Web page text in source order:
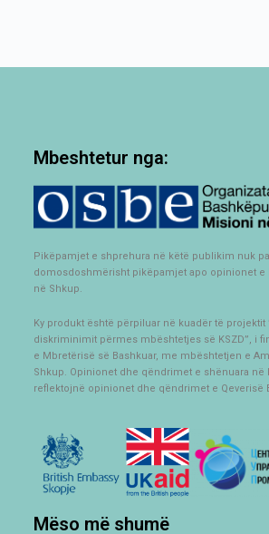
Mbeshtetur nga:
Pikëpamjet e shprehura në këtë publikim nuk
domosdoshmërisht pikëpamjet apo opinionet e
në Shkup.
Ky produkt është përpiluar në kuadër të projektit
diskriminimit përmes mbështetjes së KSZD”, i
e Mbretërisë së Bashkuar, me mbështetjen e
Shkup. Opinionet dhe qëndrimet e shënuara në
reflektojnë opinionet dhe qëndrimet e Qeverisë
Mëso më shumë